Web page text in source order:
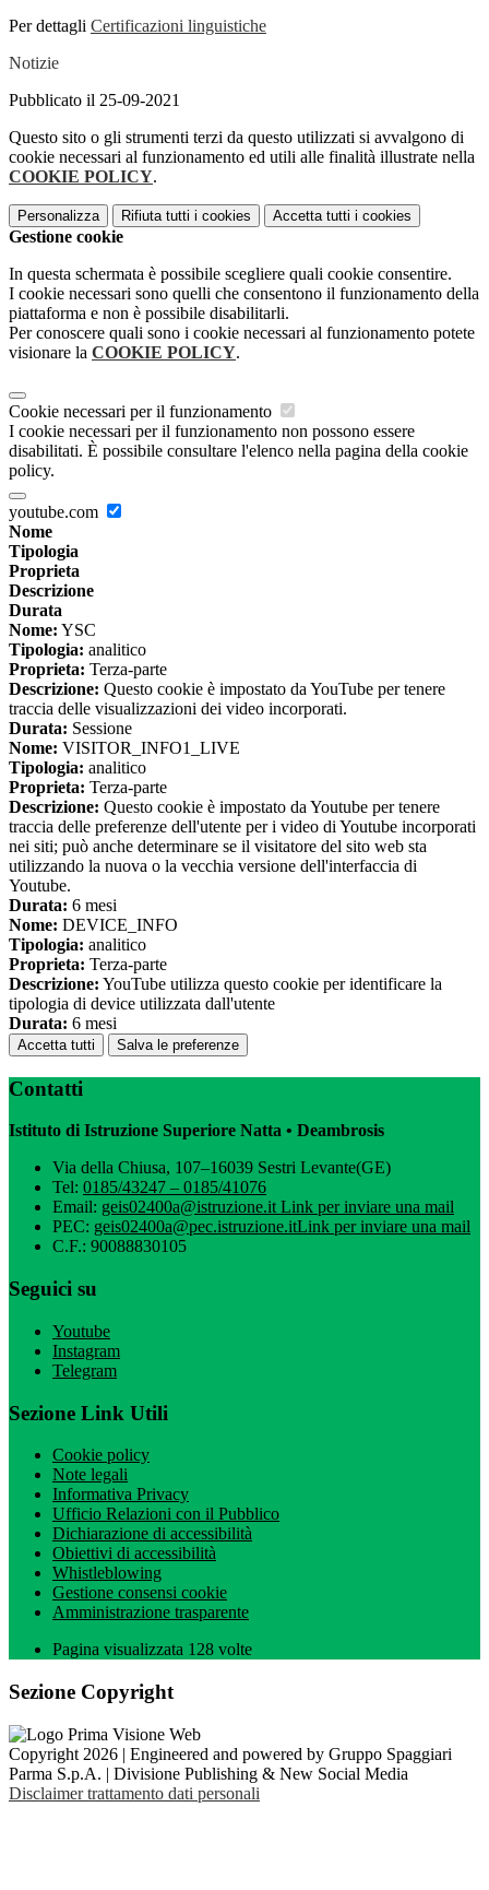
Per dettagli Certificazioni linguistiche
Notizie
Pubblicato il 25-09-2021
Questo sito o gli strumenti terzi da questo utilizzati si avvalgono di
cookie necessari al funzionamento ed utili alle finalità illustrate nella
COOKIE POLICY.
Personalizza Rifiuta tutti i cookies Accetta tutti i cookies
Gestione cookie
In questa schermata è possibile scegliere quali cookie consentire.
I cookie necessari sono quelli che consentono il funzionamento della
piattaforma e non è possibile disabilitarli.
Per conoscere quali sono i cookie necessari al funzionamento potete
visionare la COOKIE POLICY.
Cookie necessari per il funzionamento
I cookie necessari per il funzionamento non possono essere
disabilitati. È possibile consultare l'elenco nella pagina della cookie
policy.
youtube.com
Nome
Tipologia
Proprieta
Descrizione
Durata
Nome: YSC
Tipologia: analitico
Proprieta: Terza-parte
Descrizione: Questo cookie è impostato da YouTube per tenere
traccia delle visualizzazioni dei video incorporati.
Durata: Sessione
Nome: VISITOR_INFO1_LIVE
Tipologia: analitico
Proprieta: Terza-parte
Descrizione: Questo cookie è impostato da Youtube per tenere
traccia delle preferenze dell'utente per i video di Youtube incorporati
nei siti; può anche determinare se il visitatore del sito web sta
utilizzando la nuova o la vecchia versione dell'interfaccia di
Youtube.
Durata: 6 mesi
Nome: DEVICE_INFO
Tipologia: analitico
Proprieta: Terza-parte
Descrizione: YouTube utilizza questo cookie per identificare la
tipologia di device utilizzata dall'utente
Durata: 6 mesi
Accetta tutti Salva le preferenze
Contatti
Istituto di Istruzione Superiore Natta • Deambrosis
Via della Chiusa, 107–16039 Sestri Levante(GE)
Tel: 0185/43247 – 0185/41076
Email: geis02400a@istruzione.itLink per inviare una mail
PEC: geis02400a@pec.istruzione.itLink per inviare una mail
C.F.: 90088830105
Seguici su
Youtube
Instagram
Telegram
Sezione Link Utili
Cookie policy
Note legali
Informativa Privacy
Ufficio Relazioni con il Pubblico
Dichiarazione di accessibilità
Obiettivi di accessibilità
Whistleblowing
Gestione consensi cookie
Amministrazione trasparente
Pagina visualizzata 128 volte
Sezione Copyright
Copyright 2026 | Engineered and powered by Gruppo Spaggiari
Parma S.p.A. | Divisione Publishing & New Social Media
Disclaimer trattamento dati personali